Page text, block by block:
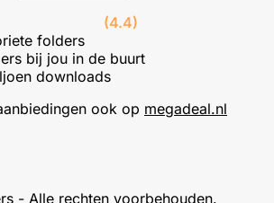
(4.4)
folders
bij jou in de buurt
downloads
ook op megadeal.nl
- Alle rechten voorbehouden.